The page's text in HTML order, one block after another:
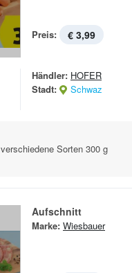
Preis: € 3,99
Händler: HOFER
Stadt:
Schwaz
verschiedene Sorten 300 g
Aufschnitt
Marke: Wiesbauer